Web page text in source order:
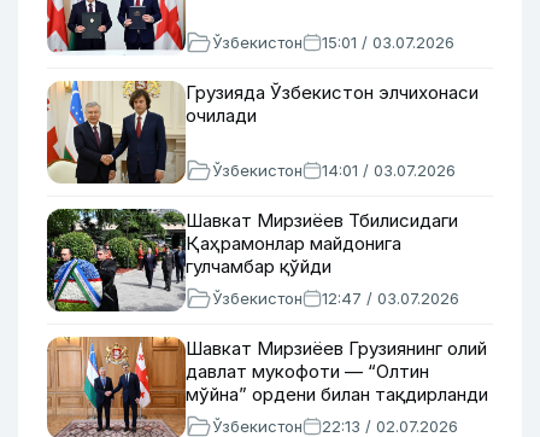
Ўзбекистон 15:01 / 03.07.2026
Грузияда Ўзбекистон элчихонаси
очилади
Ўзбекистон 14:01 / 03.07.2026
Шавкат Мирзиёев Тбилисидаги
Қаҳрамонлар майдонига
гулчамбар қўйди
Ўзбекистон 12:47 / 03.07.2026
Шавкат Мирзиёев Грузиянинг олий
давлат мукофоти — “Олтин
мўйна” ордени билан тақдирланди
Ўзбекистон 22:13 / 02.07.2026